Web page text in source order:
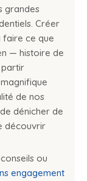
grandes
Créer
faire ce que
— histoire de
partir
de nos
dénicher de
découvrir
ou
engagement